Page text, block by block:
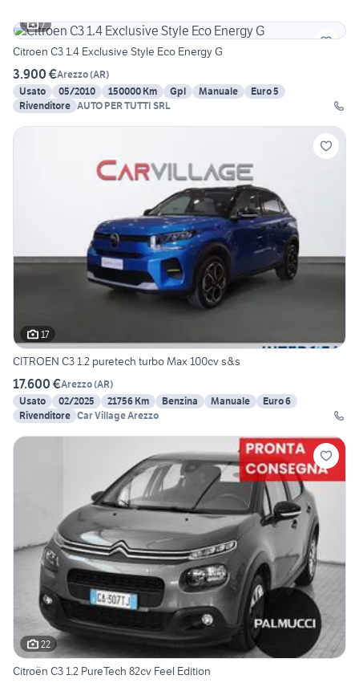
7
Citroen C3 1.4 Exclusive Style Eco Energy G
3.900 €Arezzo(AR)
Usato
05/2010 150000 Km Gpl Manuale
Euro 5
Rivenditore AUTO PER TUTTI SRL
17
CITROEN C3 1.2 puretech turbo Max 100cv s&s
17.600 €Arezzo(AR)
Usato
02/2025 21756 Km Benzina Manuale
Euro 6
Rivenditore Car Village Arezzo
22
Citroën C3 1.2 PureTech 82cv Feel Edition